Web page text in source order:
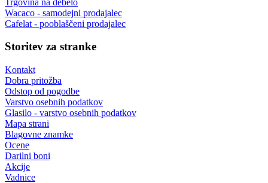
Wacaco - samodejni prodajalec
Cafelat - pooblaščeni prodajalec
Storitev za stranke
Kontakt
Dobra pritožba
Odstop od pogodbe
Varstvo osebnih podatkov
Glasilo - varstvo osebnih podatkov
Mapa strani
Blagovne znamke
Ocene
Darilni boni
Akcije
Vadnice